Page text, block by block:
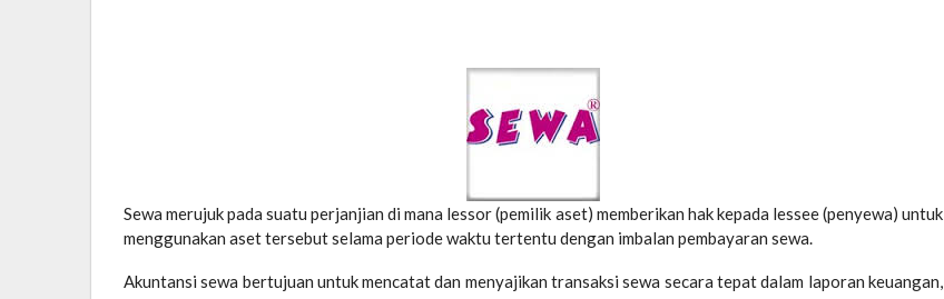
Sewa merujuk pada suatu perjanjian di mana lessor (pemilik aset) memberikan hak kepada lessee (penyewa) untuk
menggunakan aset tersebut selama periode waktu tertentu dengan imbalan pembayaran sewa.
Akuntansi sewa bertujuan untuk mencatat dan menyajikan transaksi sewa secara tepat dalam laporan keuangan,